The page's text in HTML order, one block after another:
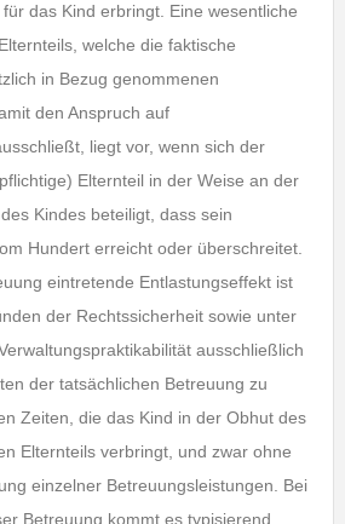
das Kind erbringt. Eine wesentliche
welche die faktische
in Bezug genommenen
den Anspruch auf
liegt vor, wenn sich der
Elternteil in der Weise an der
Kindes beteiligt, dass sein
Hundert erreicht oder überschreitet.
eintretende Entlastungseffekt ist
der Rechtssicherheit sowie unter
ausschließlich
der tatsächlichen Betreuung zu
Zeiten, die das Kind in der Obhut des
Elternteils verbringt, und zwar ohne
einzelner Betreuungsleistungen. Bei
Betreuung kommt es typisierend